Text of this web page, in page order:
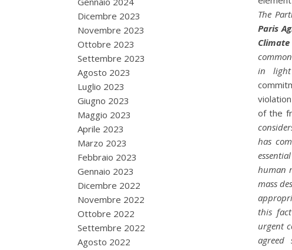
Dicembre 2023
Novembre 2023
Ottobre 2023
Settembre 2023
Agosto 2023
Luglio 2023
Giugno 2023
Maggio 2023
Aprile 2023
Marzo 2023
Febbraio 2023
Gennaio 2023
Dicembre 2022
Novembre 2022
Ottobre 2022
Settembre 2022
Agosto 2022
The
Paris
Climate
in light
of the
has
human
mass
this
urgent
agreed